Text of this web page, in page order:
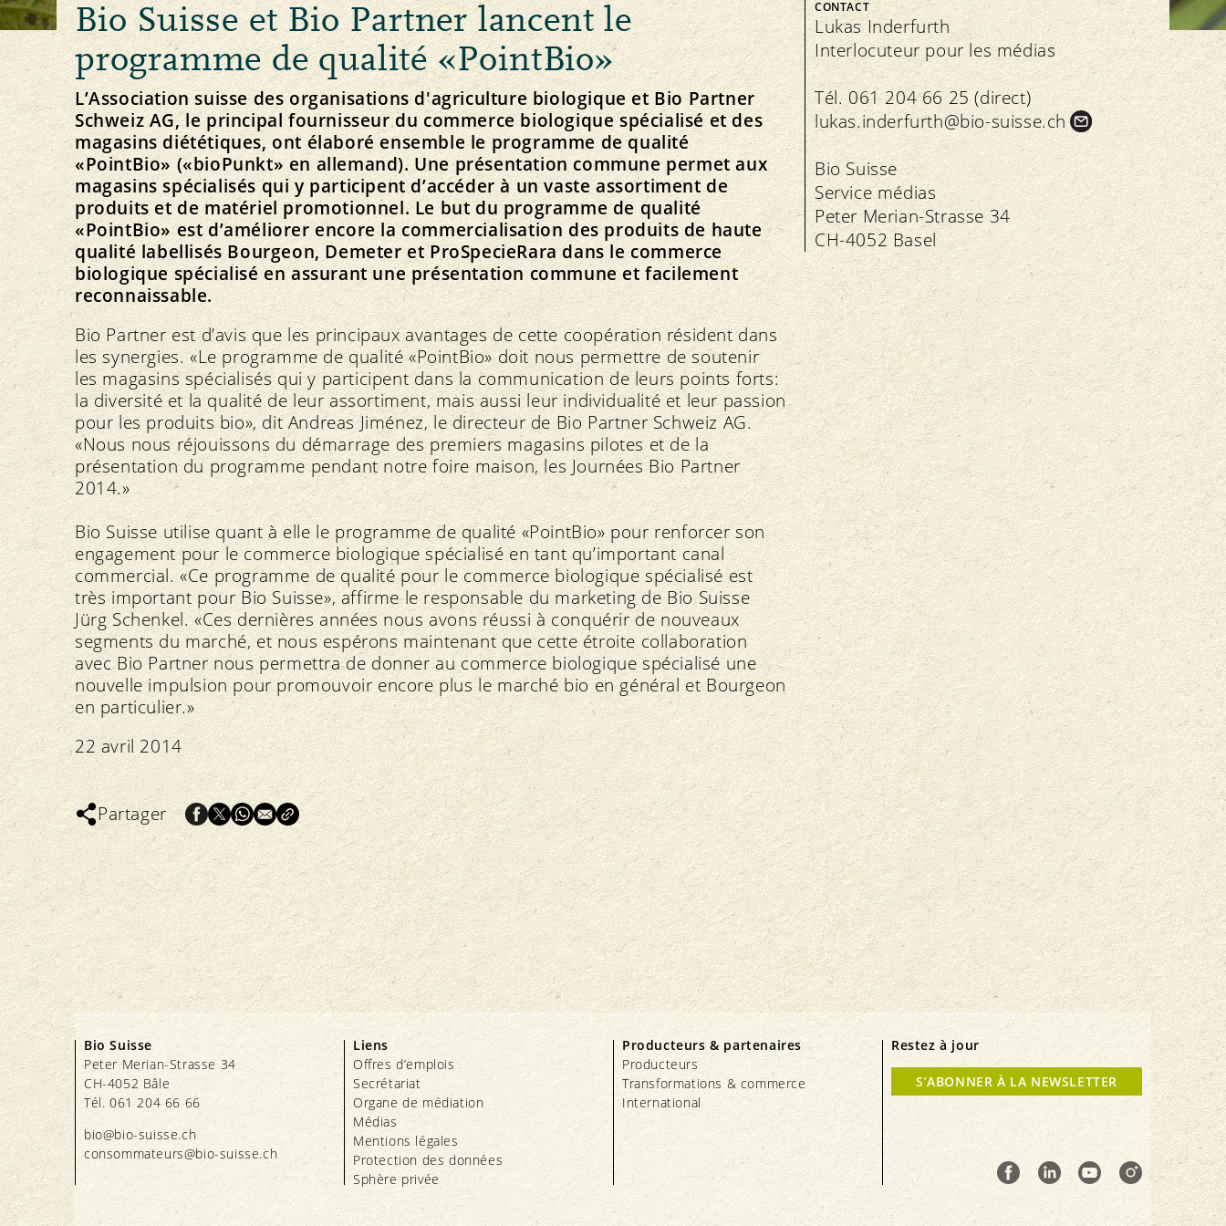
Principe Bourgeon
Notre marque
Santé animale
Protection des ressources
Sol
Plantes
Eau
Climat
Équité
Marché
Prix
Transparence
Directives
Contrôle
Importations
Assurance qualité
Élevage animal et affouragement
Importation
Politique
Concept directeur et vision
Strategie
Assemblée des délégués
Médias
Communiqués de presse
Téléchargement des photos
Téléchargement des logos
Service
Offres d’emploi
Organe de médiation
Fédération interne
Extranet
Cahier des charges
FNRB
Marchés régionaux
Bio-Symposium
Actualités Le plaisir bio près de chez vous
Bio Cuisine
Magasins spécialisés bio
Recettes Bourgeon
S’ABONNER À LA NEWSLETTER
Bio Suisse et Bio Partner lancent le
programme de qualité «PointBio»
L’Association suisse des organisations d'agriculture biologique et Bio Partner
Schweiz AG, le principal fournisseur du commerce biologique spécialisé et des
magasins diététiques, ont élaboré ensemble le programme de qualité
«PointBio» («bioPunkt» en allemand). Une présentation commune permet aux
magasins spécialisés qui y participent d’accéder à un vaste assortiment de
produits et de matériel promotionnel. Le but du programme de qualité
«PointBio» est d’améliorer encore la commercialisation des produits de haute
qualité labellisés Bourgeon, Demeter et ProSpecieRara dans le commerce
biologique spécialisé en assurant une présentation commune et facilement
reconnaissable.
Bio Partner est d’avis que les principaux avantages de cette coopération résident dans
les synergies. «Le programme de qualité «PointBio» doit nous permettre de soutenir
les magasins spécialisés qui y participent dans la communication de leurs points forts:
la diversité et la qualité de leur assortiment, mais aussi leur individualité et leur passion
pour les produits bio», dit Andreas Jiménez, le directeur de Bio Partner Schweiz AG.
«Nous nous réjouissons du démarrage des premiers magasins pilotes et de la
présentation du programme pendant notre foire maison, les Journées Bio Partner
2014.»
Bio Suisse utilise quant à elle le programme de qualité «PointBio» pour renforcer son
engagement pour le commerce biologique spécialisé en tant qu’important canal
commercial. «Ce programme de qualité pour le commerce biologique spécialisé est
très important pour Bio Suisse», affirme le responsable du marketing de Bio Suisse
Jürg Schenkel. «Ces dernières années nous avons réussi à conquérir de nouveaux
segments du marché, et nous espérons maintenant que cette étroite collaboration
avec Bio Partner nous permettra de donner au commerce biologique spécialisé une
nouvelle impulsion pour promouvoir encore plus le marché bio en général et Bourgeon
en particulier.»
22 avril 2014
Partager
CONTACT
Lukas Inderfurth
Interlocuteur pour les médias
Tél. 061 204 66 25 (direct)
lukas.inderfurth@bio-suisse.ch
Bio Suisse
Service médias
Peter Merian-Strasse 34
CH-4052 Basel
Bio Suisse
Peter Merian-Strasse 34
CH-4052 Bâle
Tél. 061 204 66 66
bio@bio-suisse.ch
consommateurs@bio-suisse.ch
Liens
Offres d’emplois
Secrétariat
Organe de médiation
Médias
Mentions légales
Protection des données
Sphère privée
Producteurs & partenaires
Producteurs
Transformations & commerce
International
Restez à jour
S’ABONNER À LA NEWSLETTER